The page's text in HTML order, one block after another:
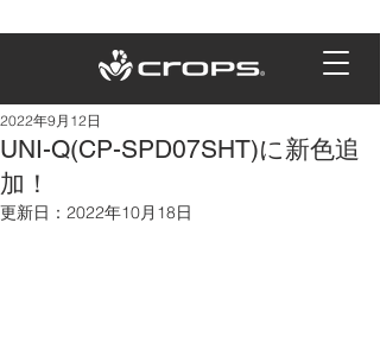
UNI-Q(CP-SPD07SHT)に新色追
加！
2022年9月12日
更新日： 2022年10月18日